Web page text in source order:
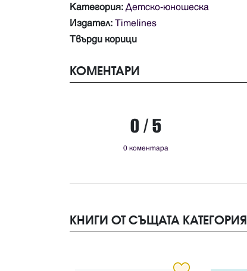
Категория: Детско-юношеска
Издател: Timelines
Твърди корици
КОМЕНТАРИ
0 / 5
0 коментара
КНИГИ ОТ СЪЩАТА КАТЕГОРИЯ